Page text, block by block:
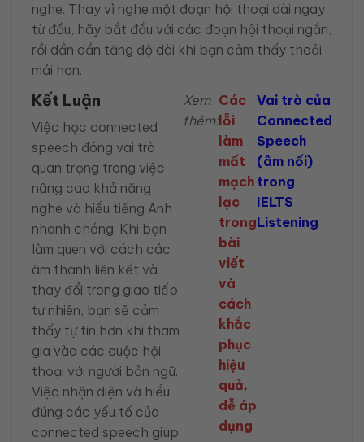
nghe. Thay vì nghe một đoạn hội thoại dài ngay
từ đầu, hãy bắt đầu với các đoạn hội thoại ngắn,
rồi dần dần tăng độ dài khi bạn cảm thấy thoải
mái hơn.
Kết Luận
Việc học connected
speech đóng vai trò
quan trọng trong việc
nâng cao khả năng
nghe và hiểu tiếng Anh
nhanh chóng. Khi bạn
làm quen với cách các
âm thanh liên kết và
thay đổi trong giao tiếp
tự nhiên, bạn sẽ cảm
thấy tự tin hơn khi tham
gia vào các cuộc hội
thoại với người bản ngữ.
Việc nhận diện và hiểu
đúng các yếu tố của
connected speech giúp
Xem
thêm:
Các
lỗi
làm
mất
mạch
lạc
trong
bài
viết
và
cách
khắc
phục
hiệu
quả,
dễ áp
dụng
Vai trò của
Connected
Speech
(âm nối)
trong
IELTS
Listening